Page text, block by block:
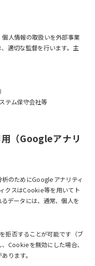
人情報の取扱いを外部事業
適切な監督を行います。主
テム保守会社等
（Googleアナリ
のためにGoogleアナリティ
クスはCookie等を用いてト
データには、通常、個人を
拒否することが可能です（ブ
Cookieを無効にした場合、
ります。